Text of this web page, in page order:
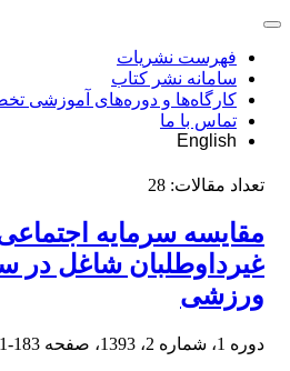
فهرست نشریات
سامانه نشر کتاب
کارگاه‌ها و دوره‌های آموزشی
تماس با ما
English
تعداد مقالات: 28
مقایسه سرمایه
غیرداوطلبان شاغل در
ورزشی
دوره 1، شماره 2، 1393، صفحه 183-201